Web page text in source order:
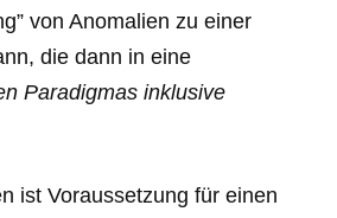
von Anomalien zu einer
die dann in eine
Paradigmas inklusive
ist Voraussetzung für einen